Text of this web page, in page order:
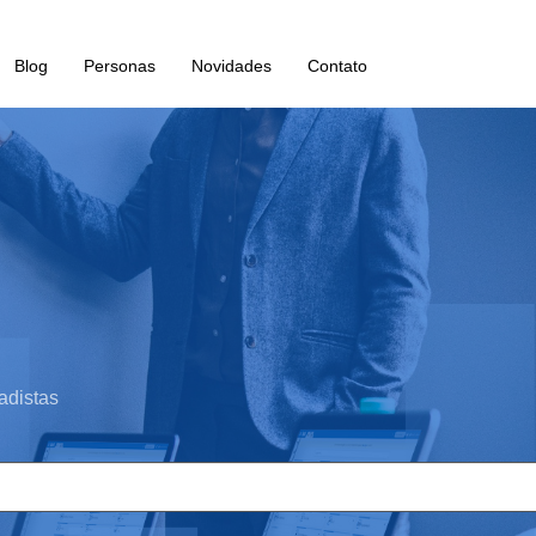
Blog Personas Novidades Contato